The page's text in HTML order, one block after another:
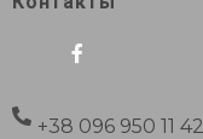
+38 096 950 11 42